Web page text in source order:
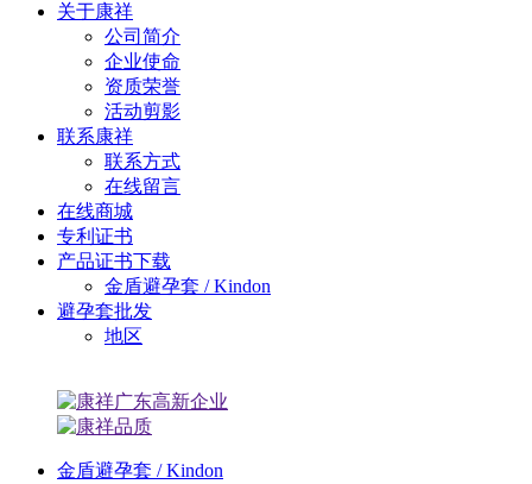
关于康祥
公司简介
企业使命
资质荣誉
活动剪影
联系康祥
联系方式
在线留言
在线商城
专利证书
产品证书下载
金盾避孕套 / Kindon
避孕套批发
地区
金盾避孕套 / Kindon